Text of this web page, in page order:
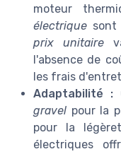
moteur
électrique sont
prix unitaire
l'absence de
les frais
Adaptabilité :
gravel pour la
pour la
électriques